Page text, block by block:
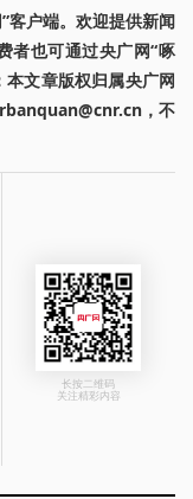
客户端。欢迎提供新闻
者也可通过央广网“啄
文章版权归属央广网
，不
长按二维码
关注精彩内容